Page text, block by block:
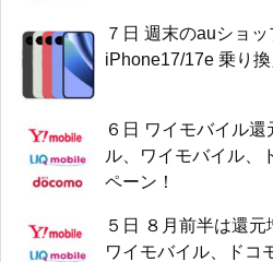
７日 週末のauショ
iPhone17/17e 乗り
６日 ワイモバイル
ル、ワイモバイル、
ペーン！
５日 ８月前半は還元
ワイモバイル、ドコ